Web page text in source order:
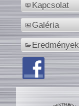
Kapcsolat
Galéria
Eredmények